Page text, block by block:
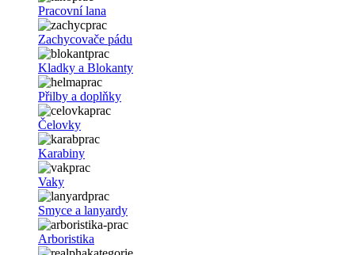
Pracovní lana
Zachycovače pádu
Kladky a Blokanty
Přilby a doplňky
Čelovky
Karabiny
Vaky
Smyce a lanyardy
Arboristika